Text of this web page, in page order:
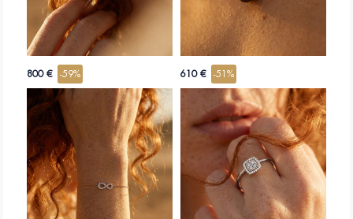
800 € -59% 610 € -51%